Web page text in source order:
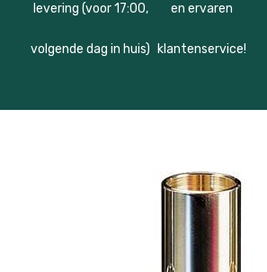
levering (voor 17:00,
volgende dag in huis)
en ervaren
klantenservice!